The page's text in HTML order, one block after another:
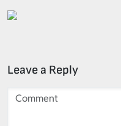
Leave a Reply